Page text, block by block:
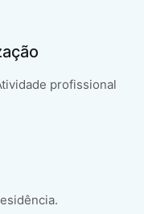
profissional